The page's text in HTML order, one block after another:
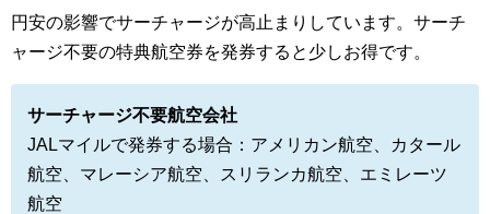
円安の影響でサーチャージが高止まりしています。サーチ
ャージ不要の特典航空券を発券すると少しお得です。
サーチャージ不要航空会社
JALマイルで発券する場合：アメリカン航空、カタール
航空、マレーシア航空、スリランカ航空、エミレーツ
航空